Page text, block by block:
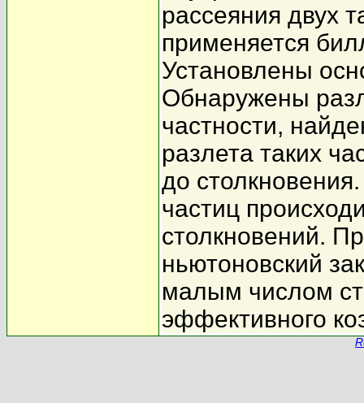
рассеяния двух
применяется
Установлены
Обнаружены
частности,
разлета таких
до
частиц
столкновений.
ньютоновский
малым числом
эффективного